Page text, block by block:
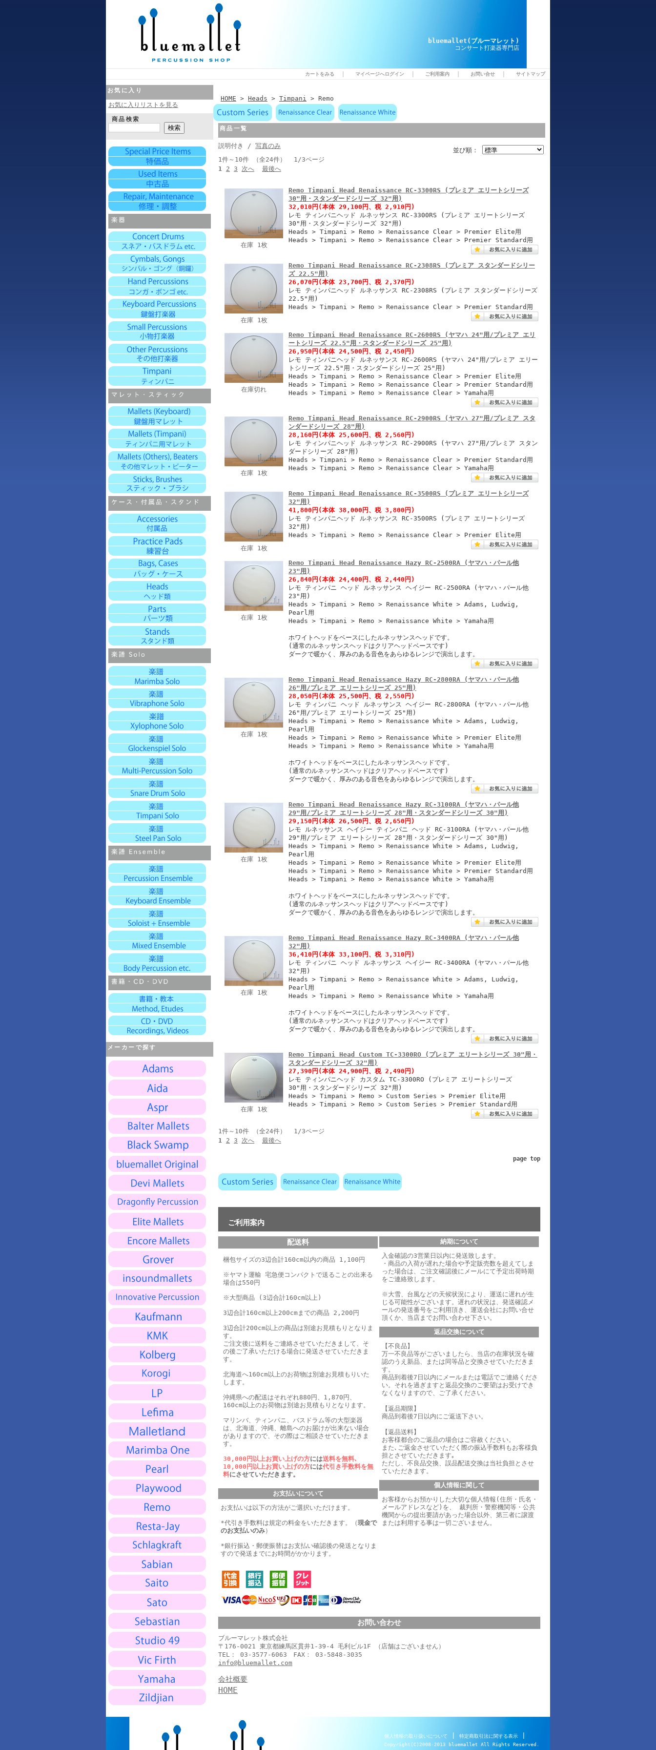
bluemallet(ブルーマレット)
コンサート打楽器専門店
カートをみる マイページへログイン ご利用案内 お問い合せ サイトマップ
お気に入り
お気に入りリストを見る
商品検索
メーカーで探す
HOME > Heads > Timpani > Remo
商品一覧
並び順：
説明付き / 写真のみ
1件～10件 （全24件） 1/3ページ
1 2 3 次へ 最後へ
在庫 1枚
Remo Timpani Head Renaissance RC-3300RS (プレミア エリートシリーズ
30"用・スタンダードシリーズ 32"用)
32,010円 (本体 29,100円、税 2,910円)
レモ ティンパニヘッド ルネッサンス RC-3300RS (プレミア エリートシリーズ
30"用・スタンダードシリーズ 32"用)
Heads > Timpani > Remo > Renaissance Clear > Premier Elite用
Heads > Timpani > Remo > Renaissance Clear > Premier Standard用
在庫 1枚
Remo Timpani Head Renaissance RC-2308RS (プレミア スタンダードシリー
ズ 22.5"用)
26,070円 (本体 23,700円、税 2,370円)
レモ ティンパニヘッド ルネッサンス RC-2308RS (プレミア スタンダードシリーズ
22.5"用)
Heads > Timpani > Remo > Renaissance Clear > Premier Standard用
在庫切れ
Remo Timpani Head Renaissance RC-2600RS (ヤマハ 24"用/プレミア エリ
ートシリーズ 22.5"用・スタンダードシリーズ 25"用)
26,950円 (本体 24,500円、税 2,450円)
レモ ティンパニヘッド ルネッサンス RC-2600RS (ヤマハ 24"用/プレミア エリー
トシリーズ 22.5"用・スタンダードシリーズ 25"用)
Heads > Timpani > Remo > Renaissance Clear > Premier Elite用
Heads > Timpani > Remo > Renaissance Clear > Premier Standard用
Heads > Timpani > Remo > Renaissance Clear > Yamaha用
在庫 1枚
Remo Timpani Head Renaissance RC-2900RS (ヤマハ 27"用/プレミア スタ
ンダードシリーズ 28"用)
28,160円 (本体 25,600円、税 2,560円)
レモ ティンパニヘッド ルネッサンス RC-2900RS (ヤマハ 27"用/プレミア スタン
ダードシリーズ 28"用)
Heads > Timpani > Remo > Renaissance Clear > Premier Standard用
Heads > Timpani > Remo > Renaissance Clear > Yamaha用
在庫 1枚
Remo Timpani Head Renaissance RC-3500RS (プレミア エリートシリーズ
32"用)
41,800円 (本体 38,000円、税 3,800円)
レモ ティンパニヘッド ルネッサンス RC-3500RS (プレミア エリートシリーズ
32"用)
Heads > Timpani > Remo > Renaissance Clear > Premier Elite用
在庫 1枚
Remo Timpani Head Renaissance Hazy RC-2500RA (ヤマハ・パール他
23"用)
26,840円 (本体 24,400円、税 2,440円)
レモ ティンパニ ヘッド ルネッサンス ヘイジー RC-2500RA (ヤマハ・パール他
23"用)
Heads > Timpani > Remo > Renaissance White > Adams, Ludwig,
Pearl用
Heads > Timpani > Remo > Renaissance White > Yamaha用
ホワイトヘッドをベースにしたルネッサンスヘッドです。
(通常のルネッサンスヘッドはクリアヘッドベースです)
ダークで暖かく、厚みのある音色をあらゆるレンジで演出します。
在庫 1枚
Remo Timpani Head Renaissance Hazy RC-2800RA (ヤマハ・パール他
26"用/プレミア エリートシリーズ 25"用)
28,050円 (本体 25,500円、税 2,550円)
レモ ティンパニ ヘッド ルネッサンス ヘイジー RC-2800RA (ヤマハ・パール他
26"用/プレミア エリートシリーズ 25"用)
Heads > Timpani > Remo > Renaissance White > Adams, Ludwig,
Pearl用
Heads > Timpani > Remo > Renaissance White > Premier Elite用
Heads > Timpani > Remo > Renaissance White > Yamaha用
ホワイトヘッドをベースにしたルネッサンスヘッドです。
(通常のルネッサンスヘッドはクリアヘッドベースです)
ダークで暖かく、厚みのある音色をあらゆるレンジで演出します。
在庫 1枚
Remo Timpani Head Renaissance Hazy RC-3100RA (ヤマハ・パール他
29"用/プレミア エリートシリーズ 28"用・スタンダードシリーズ 30"用)
29,150円 (本体 26,500円、税 2,650円)
レモ ルネッサンス ヘイジー ティンパニ ヘッド RC-3100RA (ヤマハ・パール他
29"用/プレミア エリートシリーズ 28"用・スタンダードシリーズ 30"用)
Heads > Timpani > Remo > Renaissance White > Adams, Ludwig,
Pearl用
Heads > Timpani > Remo > Renaissance White > Premier Elite用
Heads > Timpani > Remo > Renaissance White > Premier Standard用
Heads > Timpani > Remo > Renaissance White > Yamaha用
ホワイトヘッドをベースにしたルネッサンスヘッドです。
(通常のルネッサンスヘッドはクリアヘッドベースです)
ダークで暖かく、厚みのある音色をあらゆるレンジで演出します。
在庫 1枚
Remo Timpani Head Renaissance Hazy RC-3400RA (ヤマハ・パール他
32"用)
36,410円 (本体 33,100円、税 3,310円)
レモ ティンパニ ヘッド ルネッサンス ヘイジー RC-3400RA (ヤマハ・パール他
32"用)
Heads > Timpani > Remo > Renaissance White > Adams, Ludwig,
Pearl用
Heads > Timpani > Remo > Renaissance White > Yamaha用
ホワイトヘッドをベースにしたルネッサンスヘッドです。
(通常のルネッサンスヘッドはクリアヘッドベースです)
ダークで暖かく、厚みのある音色をあらゆるレンジで演出します。
在庫 1枚
Remo Timpani Head Custom TC-3300RO (プレミア エリートシリーズ 30"用・
スタンダードシリーズ 32"用)
27,390円 (本体 24,900円、税 2,490円)
レモ ティンパニヘッド カスタム TC-3300RO (プレミア エリートシリーズ
30"用・スタンダードシリーズ 32"用)
Heads > Timpani > Remo > Custom Series > Premier Elite用
Heads > Timpani > Remo > Custom Series > Premier Standard用
1件～10件 （全24件） 1/3ページ
1 2 3 次へ 最後へ
page top
ご利用案内
配送料
梱包サイズの3辺合計160cm以内の商品 1,100円
※ヤマト運輸 宅急便コンパクトで送ることの出来る
場合は550円
※大型商品 (3辺合計160cm以上)
3辺合計160cm以上200cmまでの商品 2,200円
3辺合計200cm以上の商品は別途お見積もりとなりま
す。
ご注文後に送料をご連絡させていただきまして、そ
の後ご了承いただける場合に発送させていただきま
す。
北海道へ160cm以上のお荷物は別途お見積もりいた
します。
沖縄県への配送はそれぞれ880円、1,870円、
160cm以上のお荷物は別途お見積もりとなります。
マリンバ、ティンパニ、バスドラム等の大型楽器
は、北海道、沖縄、離島へのお届けが出来ない場合
がありますので、その際はご相談させていただきま
す。
30,000円以上お買い上げの方には送料を無料､
10,000円以上お買い上げの方には代引き手数料を無
料にさせていただきます。
お支払いについて
お支払いは以下の方法がご選択いただけます。
*代引き手数料は規定の料金をいただきます。 （現金で
のお支払いのみ）
*銀行振込・郵便振替はお支払い確認後の発送となりま
すので発送までにお時間がかかります。
納期について
入金確認の3営業日以内に発送致します。
・商品の入荷が遅れた場合や予定販売数を超えてしま
った場合は、 ご注文確認後にメールにて予定出荷時期
をご連絡致します。
※大雪、台風などの天候状況により、運送に遅れが生
じる可能性がございます。遅れの状況は、発送確認メ
ールの発送番号をご利用頂き、運送会社にお問い合せ
頂くか、当店までお問い合わせ下さい。
返品交換について
【不良品】
万一不良品等がございましたら、当店の在庫状況を確
認のうえ新品、または同等品と交換させていただきま
す。
商品到着後7日以内にメールまたは電話でご連絡くださ
い。それを過ぎますと返品交換のご要望はお受けでき
なくなりますので、ご了承ください。
【返品期限】
商品到着後7日以内にご返送下さい。
【返品送料】
お客様都合のご返品の場合はご容赦ください。
また､ご返金させていただく際の振込手数料もお客様負
担とさせていただきます｡
ただし、不良品交換、誤品配送交換は当社負担とさせ
ていただきます。
個人情報に関して
お客様からお預かりした大切な個人情報(住所・氏名・
メールアドレスなど)を、 裁判所・警察機関等・公共
機関からの提出要請があった場合以外、第三者に譲渡
または利用する事は一切ございません。
お問い合わせ
ブルーマレット株式会社
〒176-0021 東京都練馬区貫井1-39-4 毛利ビル1F （店舗はございません）
TEL： 03-3577-6063 FAX： 03-5848-3035
info@bluemallet.com
会社概要
HOME
個人情報の取り扱いについて 特定商取引法に関する表示
Copyright(C)2008-2013 bluemallet All Rights Reserved.